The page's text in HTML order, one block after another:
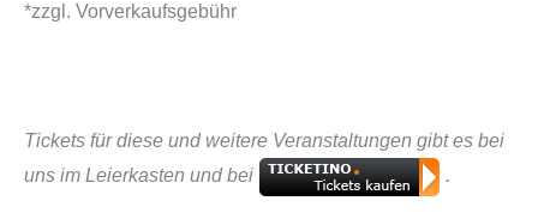
*zzgl. Vorverkaufsgebühr
Tickets für diese und weitere Veranstaltungen gibt es bei
uns im Leierkasten und bei
.